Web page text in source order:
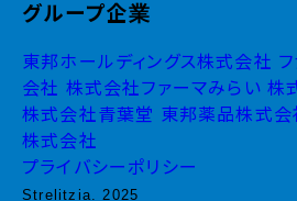
グループ企業
東邦ホールディングス株式会社
会社 株式会社ファーマみらい 株
株式会社青葉堂 東邦薬品株式会
株式会社
プライバシーポリシー
Strelitzia. 2025